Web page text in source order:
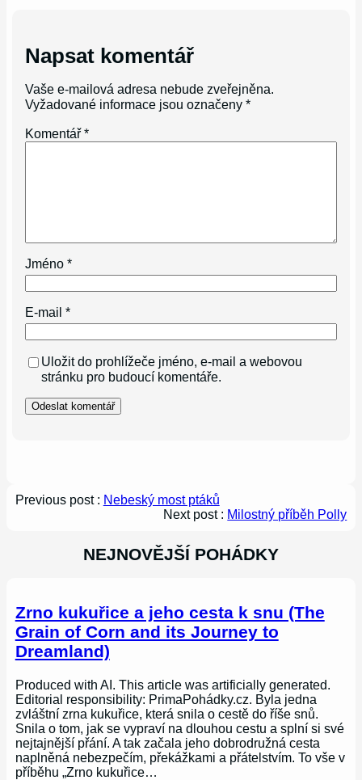
Napsat komentář
Vaše e-mailová adresa nebude zveřejněna.
Vyžadované informace jsou označeny*
Komentář*
Jméno*
E-mail*
Uložit do prohlížeče jméno, e-mail a webovou
stránku pro budoucí komentáře.
Previous post : Nebeský most ptáků
Next post : Milostný příběh Polly
NEJNOVĚJŠÍ POHÁDKY
Zrno kukuřice a jeho cesta k snu (The
Grain of Corn and its Journey to
Dreamland)
Produced with AI. This article was artificially generated.
Editorial responsibility: PrimaPohádky.cz. Byla jedna
zvláštní zrna kukuřice, která snila o cestě do říše snů.
Snila o tom, jak se vypraví na dlouhou cestu a splní si své
nejtajnější přání. A tak začala jeho dobrodružná cesta
naplněná nebezpečím, překážkami a přátelstvím. To vše v
příběhu „Zrno kukuřice…